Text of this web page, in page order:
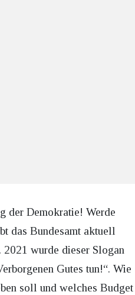
der Demokratie! Werde
das Bundesamt aktuell
2021 wurde dieser Slogan
Gutes tun!“. Wie
soll und welches Budget